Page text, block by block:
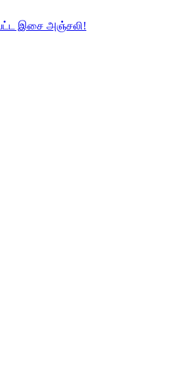
இசை அஞ்சலி!